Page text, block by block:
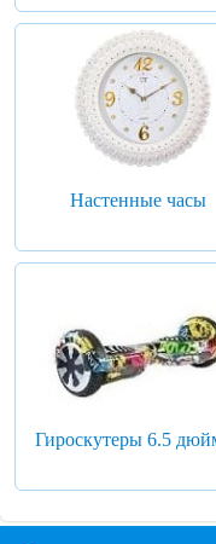
Настенные часы
Гироскутеры 6.5